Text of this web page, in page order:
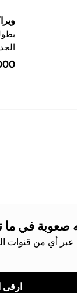
صعوبة في ما
عبر أي من قنوات
ارقى